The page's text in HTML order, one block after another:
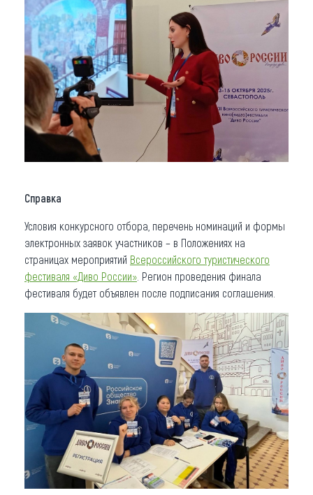
Справка
Условия конкурсного отбора, перечень номинаций и формы
электронных заявок участников – в Положениях на
страницах мероприятий Всероссийского туристического
фестиваля «Диво России» . Регион проведения финала
фестиваля будет объявлен после подписания соглашения.